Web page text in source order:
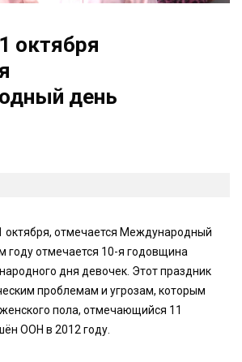
октября
день
октября, отмечается Международный
году отмечается 10-я годовщина
дня девочек. Этот праздник
проблемам и угрозам, которым
пола, отмечающийся 11
ООН в 2012 году.